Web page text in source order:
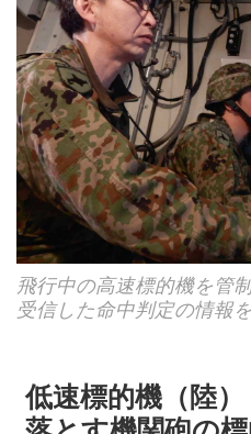
飛行中の高速標的機を管
受信した命中判定の情報
低速標的機（陸